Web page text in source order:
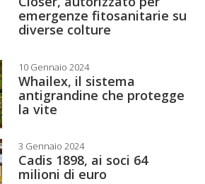
emergenze fitosanitarie su
diverse colture
10 Gennaio 2024
Whailex, il sistema
antigrandine che protegge
la vite
3 Gennaio 2024
Cadis 1898, ai soci 64
milioni di euro